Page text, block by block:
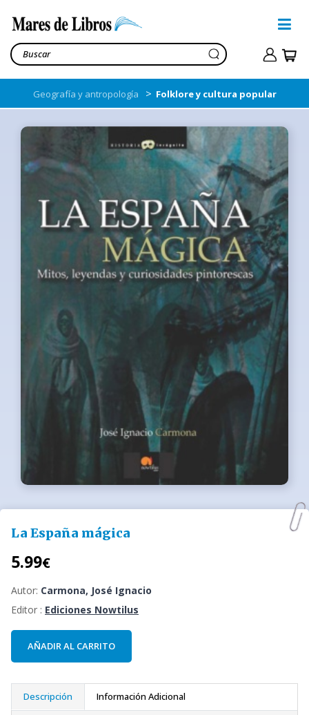
Geografía y antropología > Folklore y cultura popular
La España mágica
5.99€
Autor: Carmona, José Ignacio
Editor : Ediciones Nowtilus
AÑADIR AL CARRITO
Descripción Información Adicional